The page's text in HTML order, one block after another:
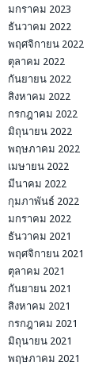
มกราคม 2023
ธันวาคม 2022
พฤศจิกายน 2022
ตุลาคม 2022
กันยายน 2022
สิงหาคม 2022
กรกฎาคม 2022
มิถุนายน 2022
พฤษภาคม 2022
เมษายน 2022
มีนาคม 2022
กุมภาพันธ์ 2022
มกราคม 2022
ธันวาคม 2021
พฤศจิกายน 2021
ตุลาคม 2021
กันยายน 2021
สิงหาคม 2021
กรกฎาคม 2021
มิถุนายน 2021
พฤษภาคม 2021